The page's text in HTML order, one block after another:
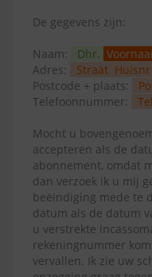
De gegevens zijn:
Naam: Dhr.
Adres:
Straat Huisnr
Postcode + plaats:
Telefoonnummer:
Mocht u
accepteren als de
abonnement, omdat
dan verzoek ik u mij
beëindiging mede te
datum als de datum
u verstrekte
rekeningnummer
vervallen. Ik zie uw